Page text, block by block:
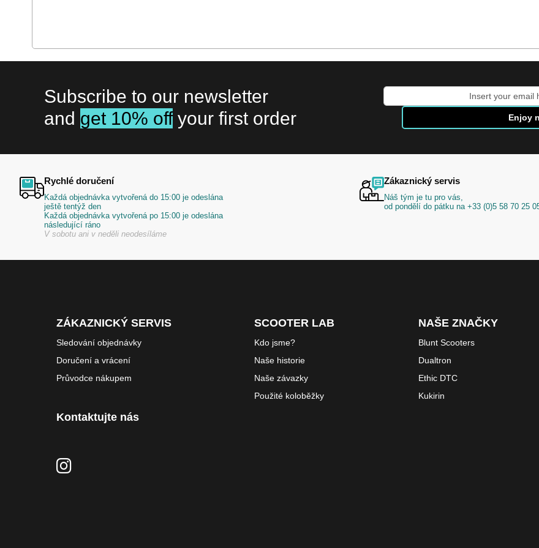
Subscribe to our newsletter
and get 10% off your first order
se
Enjoy
Rychlé doručení
Každá objednávka vytvořená do 15:00 je odeslána
ještě tentýž den
Každá objednávka vytvořená po 15:00 je odeslána
následující ráno
V sobotu ani v neděli neodesíláme
Zákaznický servis
Náš tým je tu pro vás,
od pondělí do pátku na +33 (0)5 58 70 25
ZÁKAZNICKÝ SERVIS
Sledování objednávky
Doručení a vrácení
Průvodce nákupem
Kontaktujte nás
SCOOTER LAB
Kdo jsme?
Naše historie
Naše závazky
Použité koloběžky
NAŠE ZNAČKY
Blunt Scooters
Dualtron
Ethic DTC
Kukirin